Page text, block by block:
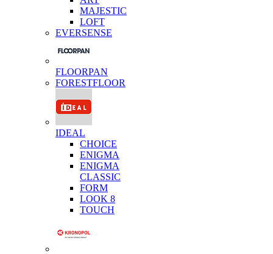
MAJESTIC
LOFT
EVERSENSE
FLOORPAN
FORESTFLOOR
IDEAL
CHOICE
ENIGMA
ENIGMA
CLASSIC
FORM
LOOK 8
TOUCH